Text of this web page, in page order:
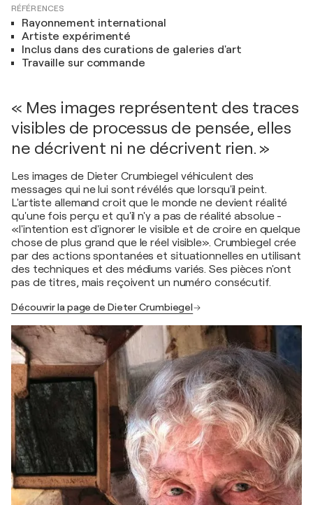
RÉFÉRENCES
Rayonnement international
Artiste expérimenté
Inclus dans des curations de galeries d'art
Travaille sur commande
« Mes images représentent des traces
visibles de processus de pensée, elles
ne décrivent ni ne décrivent rien. »
Les images de Dieter Crumbiegel véhiculent des
messages qui ne lui sont révélés que lorsqu'il peint.
L'artiste allemand croit que le monde ne devient réalité
qu'une fois perçu et qu'il n'y a pas de réalité absolue -
«l'intention est d'ignorer le visible et de croire en quelque
chose de plus grand que le réel visible». Crumbiegel crée
par des actions spontanées et situationnelles en utilisant
des techniques et des médiums variés. Ses pièces n'ont
pas de titres, mais reçoivent un numéro consécutif.
Découvrir la page de Dieter Crumbiegel